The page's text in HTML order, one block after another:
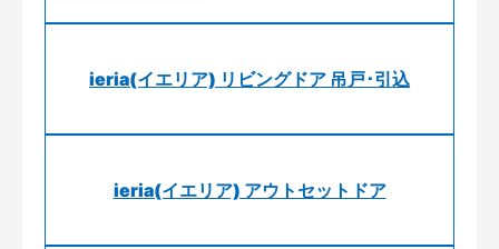
ieria(イエリア) リビングドア 吊戸･引込
ieria(イエリア) アウトセットドア